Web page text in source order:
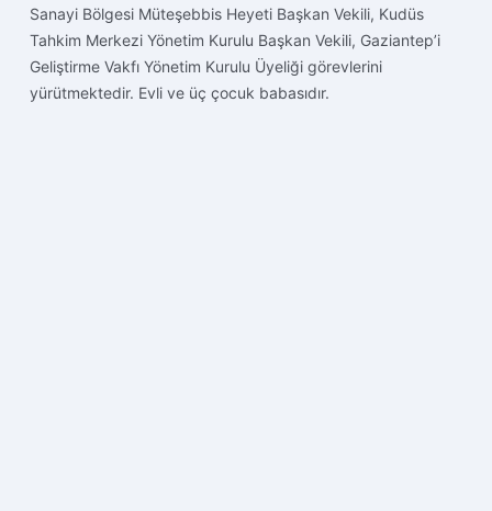
Sanayi Bölgesi Müteşebbis Heyeti Başkan Vekili, Kudüs
Tahkim Merkezi Yönetim Kurulu Başkan Vekili, Gaziantep’i
Geliştirme Vakfı Yönetim Kurulu Üyeliği görevlerini
yürütmektedir. Evli ve üç çocuk babasıdır.